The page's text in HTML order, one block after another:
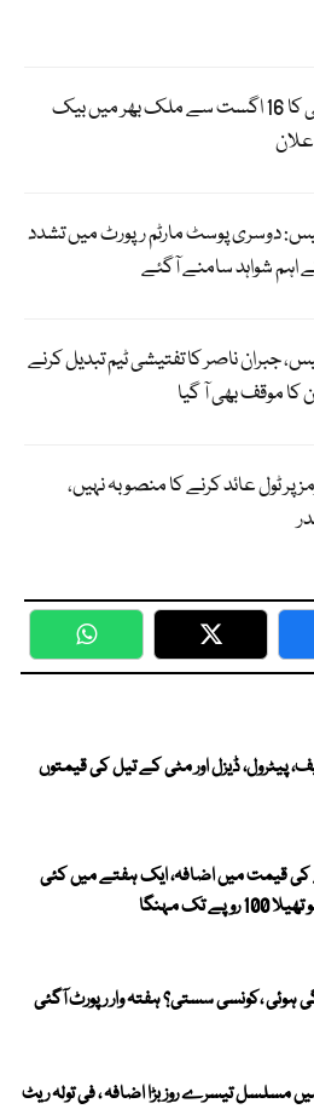
جماعت اسلامی کا 16 اگست سے ملک بھر میں بیک
دوسری پوسٹ مارٹم رپورٹ میں تشدد
اہم شواہد سامنے آگئے
جبران ناصر کا تفتیشی ٹیم تبدیل کرنے
کا موقف بھی آ گیا
پر ٹول عائد کرنے کا منصوبہ نہیں،
WhatsApp Twitter
پیٹرول، ڈیزل اور مٹی کے تیل کی قیمتوں
کی قیمت میں اضافہ، ایک ہفتے میں کئی
ہوئی ،کونسی سستی؟ ہفتہ وار رپورٹ آگئی
مسلسل تیسرے روز بڑا اضافہ ، فی تولہ ریٹ